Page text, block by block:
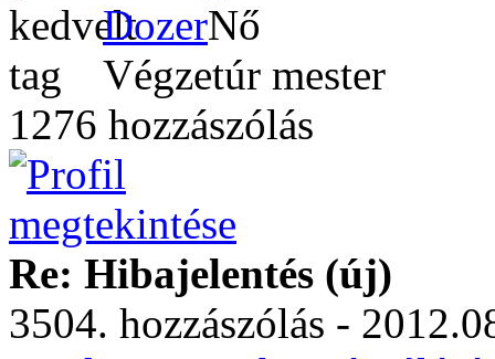
Dozer
Végzetúr mester
1276 hozzászólás
Re: Hibajelentés (új)
3504. hozzászólás -